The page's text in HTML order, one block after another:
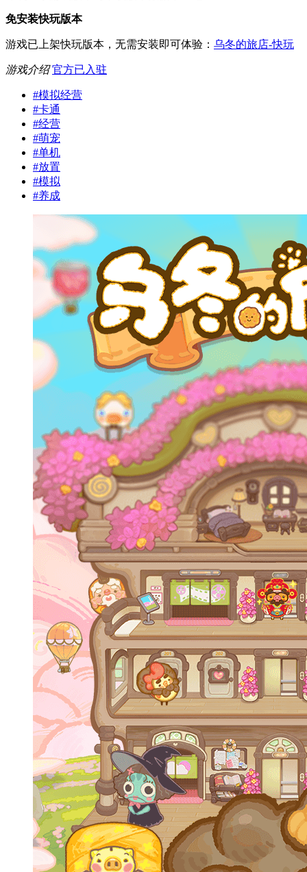
免安装快玩版本
游戏已上架快玩版本，无需安装即可体验： 乌冬的旅店-快玩
游戏介绍 官方已入驻
#模拟经营
#卡通
#经营
#萌宠
#单机
#放置
#模拟
#养成